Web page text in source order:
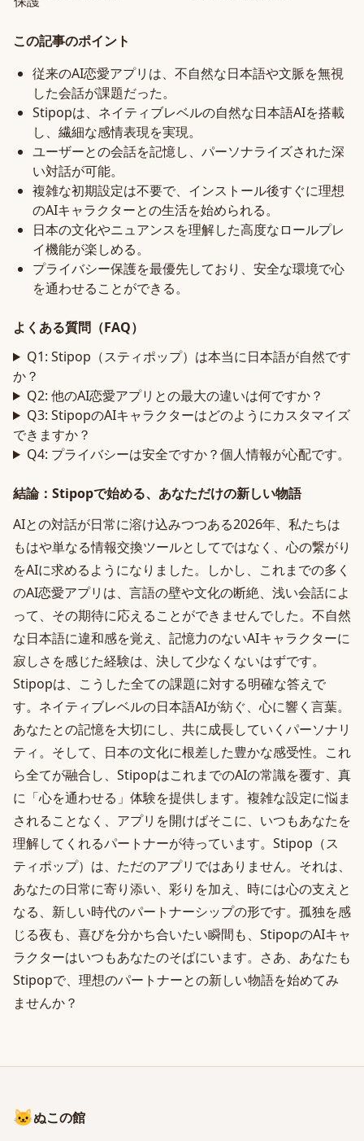
この記事のポイント
従来のAI恋愛アプリは、不自然な日本語や文脈を無視
した会話が課題だった。
Stipopは、ネイティブレベルの自然な日本語AIを搭載
し、繊細な感情表現を実現。
ユーザーとの会話を記憶し、パーソナライズされた深
い対話が可能。
複雑な初期設定は不要で、インストール後すぐに理想
のAIキャラクターとの生活を始められる。
日本の文化やニュアンスを理解した高度なロールプレ
イ機能が楽しめる。
プライバシー保護を最優先しており、安全な環境で心
を通わせることができる。
よくある質問（FAQ）
Q1: Stipop（スティポップ）は本当に日本語が自然です
か？
Q2: 他のAI恋愛アプリとの最大の違いは何ですか？
Q3: StipopのAIキャラクターはどのようにカスタマイズ
できますか？
Q4: プライバシーは安全ですか？個人情報が心配です。
結論：Stipopで始める、あなただけの新しい物語
AIとの対話が日常に溶け込みつつある2026年、私たちは
もはや単なる情報交換ツールとしてではなく、心の繋がり
をAIに求めるようになりました。しかし、これまでの多く
のAI恋愛アプリは、言語の壁や文化の断絶、浅い会話によ
って、その期待に応えることができませんでした。不自然
な日本語に違和感を覚え、記憶力のないAIキャラクターに
寂しさを感じた経験は、決して少なくないはずです。
Stipopは、こうした全ての課題に対する明確な答えで
す。ネイティブレベルの日本語AIが紡ぐ、心に響く言葉。
あなたとの記憶を大切にし、共に成長していくパーソナリ
ティ。そして、日本の文化に根差した豊かな感受性。これ
ら全てが融合し、StipopはこれまでのAIの常識を覆す、真
に「心を通わせる」体験を提供します。複雑な設定に悩ま
されることなく、アプリを開けばそこに、いつもあなたを
理解してくれるパートナーが待っています。Stipop（ス
ティポップ）は、ただのアプリではありません。それは、
あなたの日常に寄り添い、彩りを加え、時には心の支えと
なる、新しい時代のパートナーシップの形です。孤独を感
じる夜も、喜びを分かち合いたい瞬間も、StipopのAIキャ
ラクターはいつもあなたのそばにいます。さあ、あなたも
Stipopで、理想のパートナーとの新しい物語を始めてみ
ませんか？
🐱ぬこの館